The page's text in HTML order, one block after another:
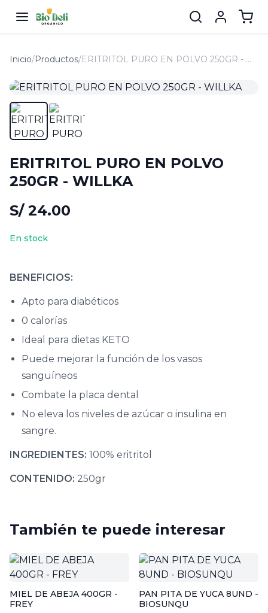
Inicio/Productos/ ERITRITOL PURO EN POLVO 250GR - WILLKA
ERITRITOL PURO EN POLVO
250GR - WILLKA
S/ 24.00
En stock
BENEFICIOS:
Apto para diabéticos
0 calorías
Ideal para dietas KETO
Puede mejorar la función de los vasos
sanguíneos
Combate la placa dental
No eleva los niveles de azúcar o insulina en
sangre.
INGREDIENTES: 100% eritritol
CONTENIDO: 250gr
También te puede interesar
MIEL DE ABEJA 400GR -
FREY
PAN PITA DE YUCA 8UND -
BIOSUNQU